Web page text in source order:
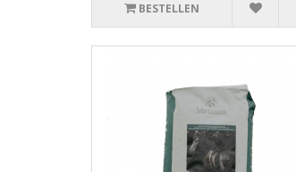
BESTELLEN